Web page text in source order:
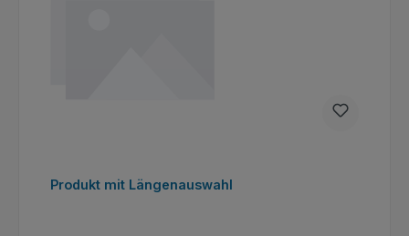
Produkt mit Längenauswahl